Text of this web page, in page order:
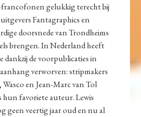
gelukkig terecht bij
Fantagraphics en
doorsnede van Trondheims
brengen. In Nederland heeft
dankzij de voorpublicaties in
verworven: stripmakers
Wasco en Jean-Marc van Tol
hun favoriete auteur. Lewis
geen veertig jaar oud en nu al